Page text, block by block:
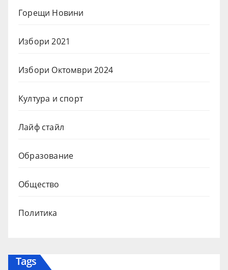
Горещи Новини
Избори 2021
Избори Октомври 2024
Култура и спорт
Лайф стайл
Образование
Общество
Политика
Tags